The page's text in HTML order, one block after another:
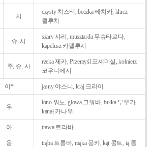
치
czysty 치스티, beczka 베치카, klucz
클루치
슈, 시
szary 샤리, musztarda 무슈타르다,
kapelusz 카펠루시
주, 슈, 시
rzeka 제카, Przemyśl 프셰미실, kołnierz
코우니에시
이* jasny 야스니, kraj 크라이
우
łono 워노, głowa 그워바, bułka 부우카,
kanał 카나우
아 trawa 트라바
옹 trąba 트롱바, mąka 몽카, kąt 콩트, tą 통